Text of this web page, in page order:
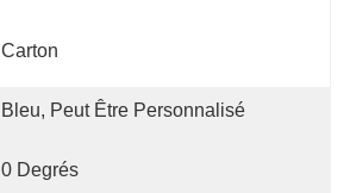
Carton
Bleu, Peut Être Personnalisé
0 Degrés